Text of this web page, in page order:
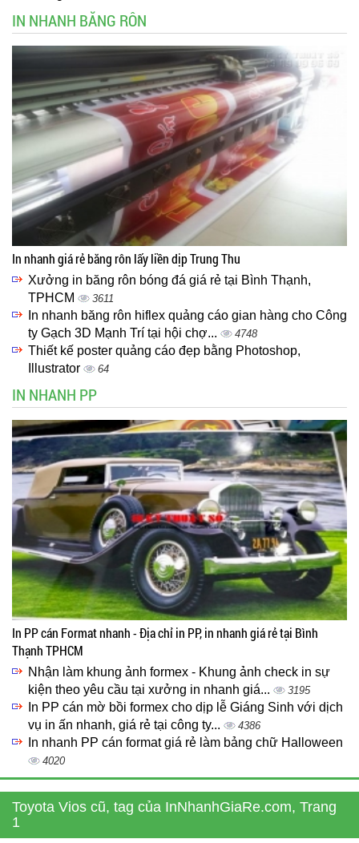
IN NHANH BĂNG RÔN
In nhanh giá rẻ băng rôn lấy liền dịp Trung Thu
Xưởng in băng rôn bóng đá giá rẻ tại Bình Thạnh,
TPHCM
3611
In nhanh băng rôn hiflex quảng cáo gian hàng cho Công
ty Gạch 3D Mạnh Trí tại hội chợ...
4748
Thiết kế poster quảng cáo đẹp bằng Photoshop,
Illustrator
64
IN NHANH PP
In PP cán Format nhanh - Địa chỉ in PP, in nhanh giá rẻ tại Bình
Thạnh TPHCM
Nhận làm khung ảnh formex - Khung ảnh check in sự
kiện theo yêu cầu tại xưởng in nhanh giá...
3195
In PP cán mờ bồi formex cho dịp lễ Giáng Sinh với dịch
vụ in ấn nhanh, giá rẻ tại công ty...
4386
In nhanh PP cán format giá rẻ làm bảng chữ Halloween
4020
Toyota Vios cũ, tag của InNhanhGiaRe.com, Trang
1